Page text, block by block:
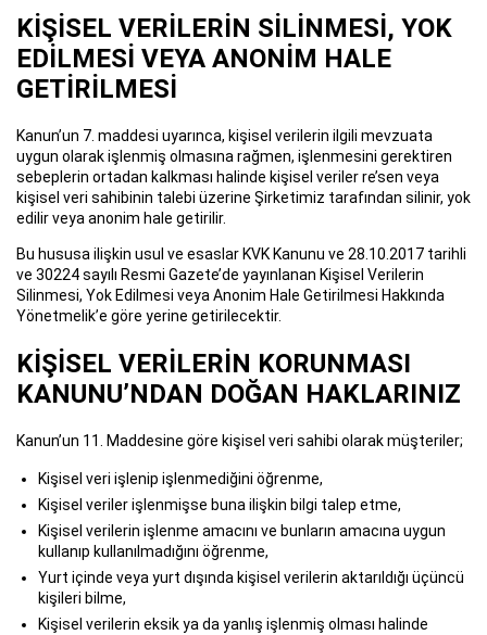
KİŞİSEL VERİLERİN SİLİNMESİ, YOK
EDİLMESİ VEYA ANONİM HALE
GETİRİLMESİ
Kanun’un 7. maddesi uyarınca, kişisel verilerin ilgili mevzuata
uygun olarak işlenmiş olmasına rağmen, işlenmesini gerektiren
sebeplerin ortadan kalkması halinde kişisel veriler re’sen veya
kişisel veri sahibinin talebi üzerine Şirketimiz tarafından silinir, yok
edilir veya anonim hale getirilir.
Bu hususa ilişkin usul ve esaslar KVK Kanunu ve 28.10.2017 tarihli
ve 30224 sayılı Resmi Gazete’de yayınlanan Kişisel Verilerin
Silinmesi, Yok Edilmesi veya Anonim Hale Getirilmesi Hakkında
Yönetmelik’e göre yerine getirilecektir.
KİŞİSEL VERİLERİN KORUNMASI
KANUNU’NDAN DOĞAN HAKLARINIZ
Kanun’un 11. Maddesine göre kişisel veri sahibi olarak müşteriler;
Kişisel veri işlenip işlenmediğini öğrenme,
Kişisel veriler işlenmişse buna ilişkin bilgi talep etme,
Kişisel verilerin işlenme amacını ve bunların amacına uygun
kullanıp kullanılmadığını öğrenme,
Yurt içinde veya yurt dışında kişisel verilerin aktarıldığı üçüncü
kişileri bilme,
Kişisel verilerin eksik ya da yanlış işlenmiş olması halinde